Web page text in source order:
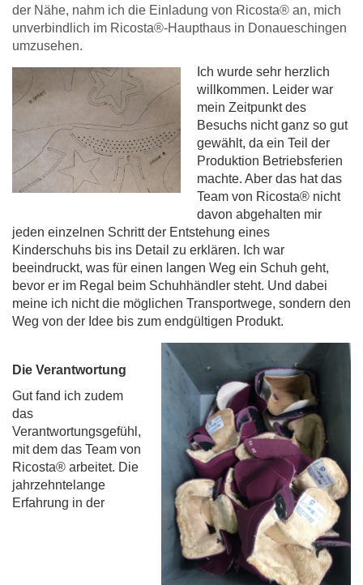
der Nähe, nahm ich die Einladung von Ricosta® an, mich
unverbindlich im Ricosta®-Haupthaus in Donaueschingen
umzusehen.
Ich wurde sehr herzlich
willkommen. Leider war
mein Zeitpunkt des
Besuchs nicht ganz so gut
gewählt, da ein Teil der
Produktion Betriebsferien
machte. Aber das hat das
Team von Ricosta® nicht
davon abgehalten mir
jeden einzelnen Schritt der Entstehung eines
Kinderschuhs bis ins Detail zu erklären. Ich war
beeindruckt, was für einen langen Weg ein Schuh geht,
bevor er im Regal beim Schuhhändler steht. Und dabei
meine ich nicht die möglichen Transportwege, sondern den
Weg von der Idee bis zum endgültigen Produkt.
Die Verantwortung
Gut fand ich zudem
das
Verantwortungsgefühl,
mit dem das Team von
Ricosta® arbeitet. Die
jahrzehntelange
Erfahrung in der